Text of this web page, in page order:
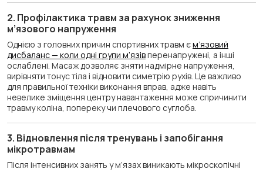
2. Профілактика травм за рахунок зниження
м’язового напруження
Однією з головних причин спортивних травм єм’язовий
дисбаланс — коли одні групи м’язівперенапружені, а інші
ослаблені. Масаж дозволяє зняти надмірне напруження,
вирівняти тонус тіла і відновити симетрію рухів. Це важливо
для правильної техніки виконання вправ, адже навіть
невелике зміщення центру навантаження може спричинити
травму коліна, попереку чи плечового суглоба.
3. Відновлення після тренувань і запобігання
мікротравмам
Після інтенсивних занять у м’язах виникають мікроскопічні